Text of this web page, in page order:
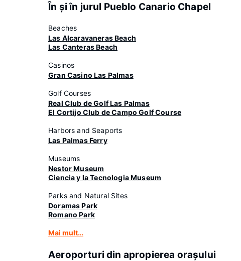
În şi în jurul Pueblo Canario Chapel
Beaches
Las Alcaravaneras Beach
Las Canteras Beach
Casinos
Gran Casino Las Palmas
Golf Courses
Real Club de Golf Las Palmas
El Cortijo Club de Campo Golf Course
Harbors and Seaports
Las Palmas Ferry
Museums
Nestor Museum
Ciencia y la Tecnologia Museum
Parks and Natural Sites
Doramas Park
Romano Park
Mai mult…
Aeroporturi din apropierea oraşului